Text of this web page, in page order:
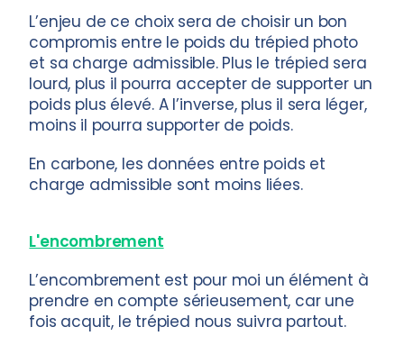
L’enjeu de ce choix sera de choisir un bon
compromis entre le poids du trépied photo
et sa charge admissible. Plus le trépied sera
lourd, plus il pourra accepter de supporter un
poids plus élevé. A l’inverse, plus il sera léger,
moins il pourra supporter de poids.
En carbone, les données entre poids et
charge admissible sont moins liées.
L'encombrement
L’encombrement est pour moi un élément à
prendre en compte sérieusement, car une
fois acquit, le trépied nous suivra partout.